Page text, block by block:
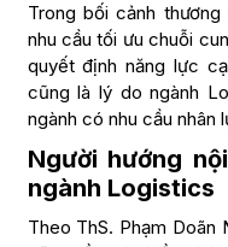
Trong bối cảnh
nhu cầu tối ưu chuỗi
quyết định năng lực
cũng là lý do ngành
ngành có nhu cầu nhân
Người hướng
ngành Logistics
Theo ThS. Phạm Doãn